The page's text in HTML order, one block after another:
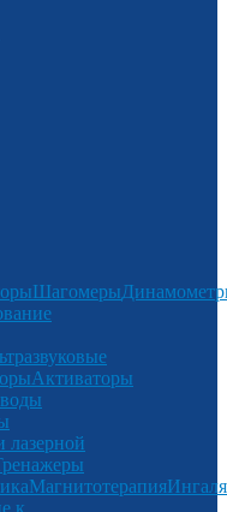
Шагомеры
Активаторы
лазерной
Магнитотерапия
к